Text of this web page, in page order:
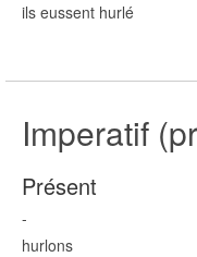
ils eussent hurlé
Imperatif
Présent
-
hurlons